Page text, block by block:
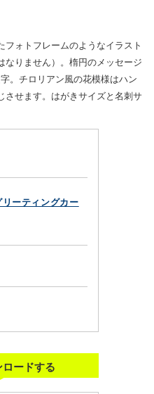
ォトフレームのようなイラスト
なりません）。楕円のメッセージ
。チロリアン風の花模様はハン
させます。はがきサイズと名刺サ
ーティングカー
ードする